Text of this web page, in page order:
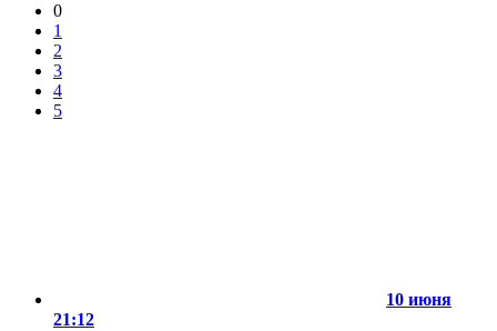
0
1
2
3
4
5
10 июня
21:12